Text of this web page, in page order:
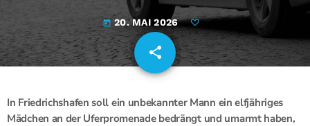
today 20. MAI 2026
share
email
In Friedrichshafen soll ein unbekannter Mann ein elfjähriges
Mädchen an der Uferpromenade bedrängt und umarmt haben,